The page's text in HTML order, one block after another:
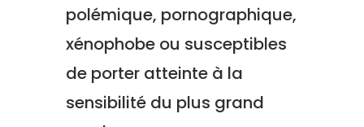
polémique, pornographique,
xénophobe ou susceptibles
de porter atteinte à la
sensibilitédu plus grand